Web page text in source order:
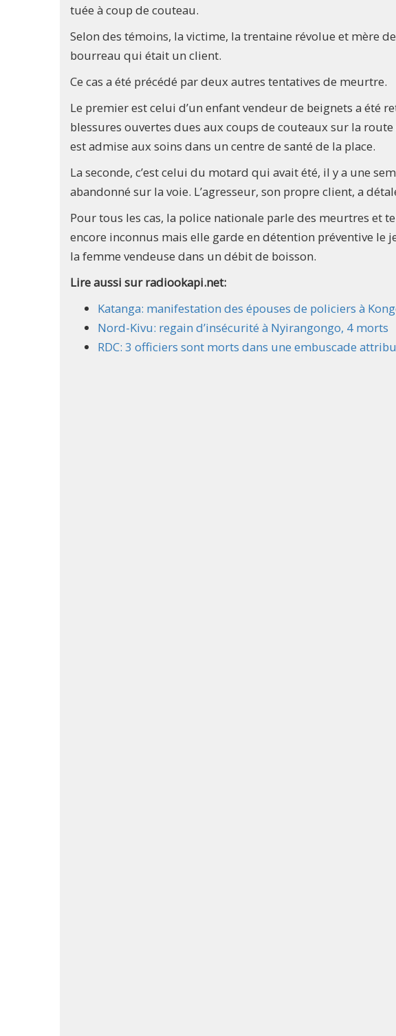
tuée à coup de couteau.
Selon des témoins, la victime, la trentaine révolue et mère
bourreau qui était un client.
Ce cas a été précédé par deux autres tentatives de meurtre.
Le premier est celui d’un enfant vendeur de beignets a été
blessures ouvertes dues aux coups de couteaux sur la
est admise aux soins dans un centre de santé de la place.
La seconde, c’est celui du motard qui avait été, il y a une
abandonné sur la voie. L’agresseur, son propre client, a
Pour tous les cas, la police nationale parle des meurtres et
encore inconnus mais elle garde en détention préventive le
la femme vendeuse dans un débit de boisson.
Lire aussi sur radiookapi.net:
Katanga: manifestation des épouses de policiers à
Nord-Kivu: regain d’insécurité à Nyirangongo, 4 morts
RDC: 3 officiers sont morts dans une embuscade